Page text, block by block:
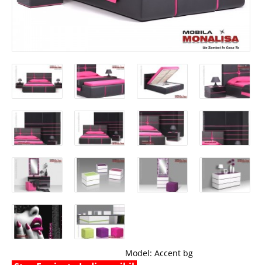
Model: Accent bg